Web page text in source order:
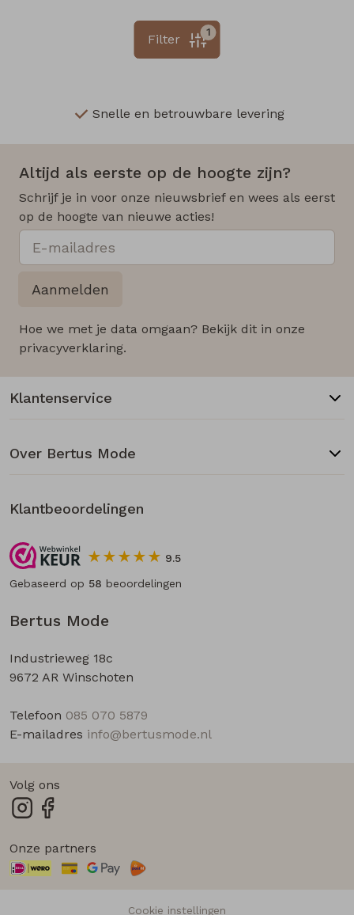
1
Filter
Snelle en betrouwbare levering
Altijd als eerste op de hoogte zijn?
Schrijf je in voor onze nieuwsbrief en wees als eerst
op de hoogte van nieuwe acties!
Aanmelden
Hoe we met je data omgaan? Bekijk dit in onze
privacyverklaring.
Bertus Mode
Industrieweg 18c
9672 AR Winschoten
Telefoon 085 070 5879
E-mailadres info@bertusmode.nl
Klantenservice
Over Bertus Mode
Klantbeoordelingen
9.5
Gebaseerd op 58 beoordelingen
Volg ons
Onze partners
Cookie instellingen